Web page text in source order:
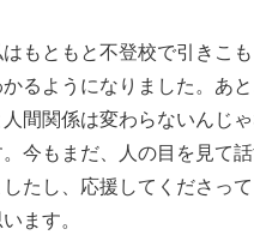
もともと不登校で引きこ
るようになりました。あ
間関係は変わらないんじ
今もまだ、人の目を見て
たし、応援してくださっ
ます。